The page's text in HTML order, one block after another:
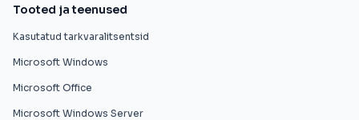
Tooted ja teenused
Kasutatud tarkvaralitsentsid
Microsoft Windows
Microsoft Office
Microsoft Windows Server